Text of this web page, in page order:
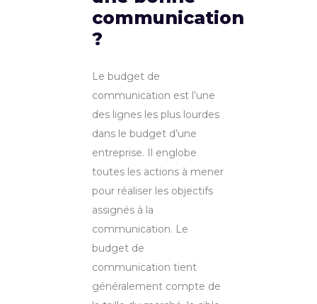
communication
?
Le budget de
communication est l’une
des lignes les plus lourdes
dans le budget d’une
entreprise. Il englobe
toutes les actions à mener
pour réaliser les objectifs
assignés à la
communication. Le
budget de
communication tient
généralement compte de